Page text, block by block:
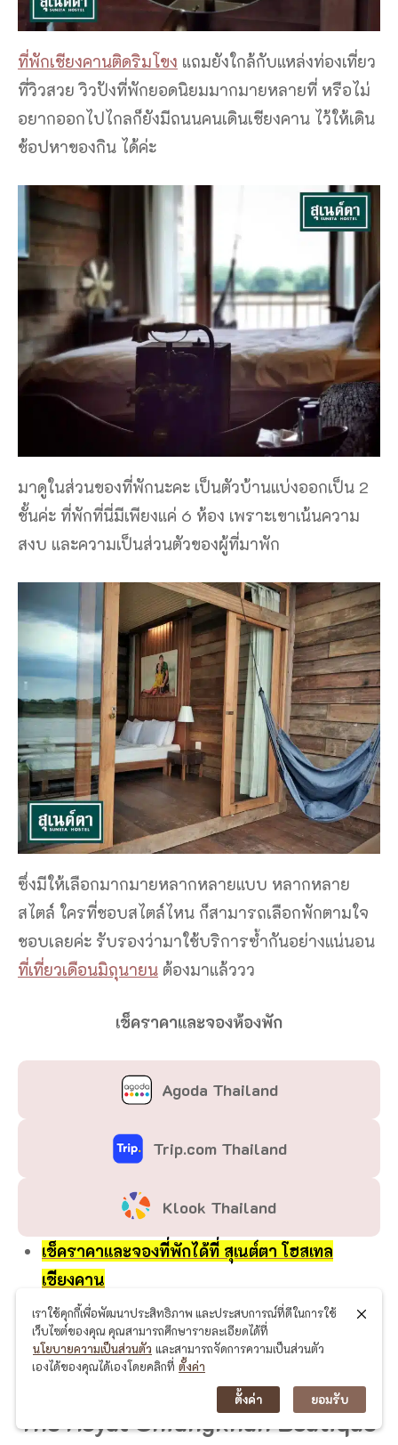
ที่พักเชียงคานติดริมโขง แถมยังใกล้กับแหล่งท่องเที่ยว
ที่วิวสวย วิวปังที่พักยอดนิยมมากมายหลายที่ หรือไม่
อยากออกไปไกลก็ยังมีถนนคนเดินเชียงคาน ไว้ให้เดิน
ช้อปหาของกิน ได้ค่ะ
มาดูในส่วนของที่พักนะคะ เป็นตัวบ้านแบ่งออกเป็น 2
ชั้นค่ะ ที่พักที่นี่มีเพียงแค่ 6 ห้อง เพราะเขาเน้นความ
สงบ และความเป็นส่วนตัวของผู้ที่มาพัก
ซึ่งมีให้เลือกมากมายหลากหลายแบบ หลากหลาย
สไตล์ ใครที่ชอบสไตล์ไหน ก็สามารถเลือกพักตามใจ
ชอบเลยค่ะ รับรองว่ามาใช้บริการซ้ำกันอย่างแน่นอน
ที่เที่ยวเดือนมิถุนายน ต้องมาแล้ววว
เช็คราคาและจองห้องพัก
Agoda Thailand
Trip.com Thailand
Klook Thailand
เช็คราคาและจองที่พักได้ที่ สุเนต์ตา โฮสเทล
เชียงคาน
Google Map :
https://maps.app.goo.gl/BdAurKnaKNNHEQQ3
8
The Royal Chiangkhan Boutique
เราใช้คุกกี้เพื่อพัฒนาประสิทธิภาพ และประสบการณ์ที่ดีในการใช้
เว็บไซต์ของคุณ คุณสามารถศึกษารายละเอียดได้ที่
นโยบายความเป็นส่วนตัว และสามารถจัดการความเป็นส่วนตัว
เองได้ของคุณได้เองโดยคลิกที่ ตั้งค่า
ตั้งค่า ยอมรับ